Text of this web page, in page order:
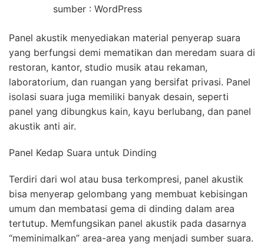
sumber : WordPress
Panel akustik menyediakan material penyerap suara
yang berfungsi demi mematikan dan meredam suara di
restoran, kantor, studio musik atau rekaman,
laboratorium, dan ruangan yang bersifat privasi. Panel
isolasi suara juga memiliki banyak desain, seperti
panel yang dibungkus kain, kayu berlubang, dan panel
akustik anti air.
Panel Kedap Suara untuk Dinding
Terdiri dari wol atau busa terkompresi, panel akustik
bisa menyerap gelombang yang membuat kebisingan
umum dan membatasi gema di dinding dalam area
tertutup. Memfungsikan panel akustik pada dasarnya
“meminimalkan” area-area yang menjadi sumber suara.